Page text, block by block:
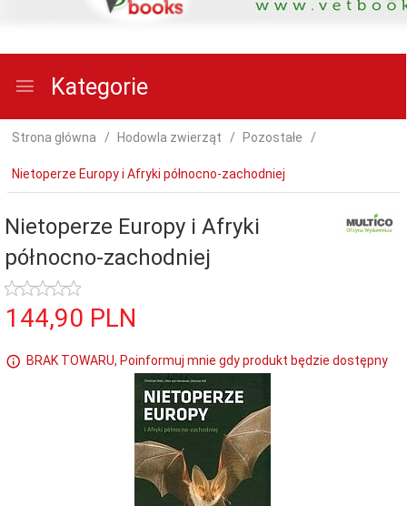
Kategorie
Strona główna Hodowla zwierząt Pozostałe
Nietoperze Europy i Afryki północno-zachodniej
Nietoperze Europy i Afryki
północno-zachodniej
144,90 PLN
BRAK TOWARU, Poinformuj mnie gdy produkt będzie dostępny